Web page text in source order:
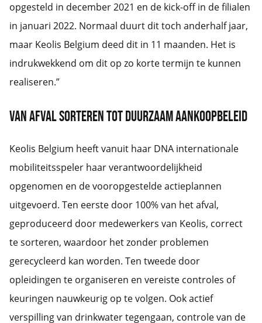
opgesteld in december 2021 en de kick-off in de filialen
in januari 2022. Normaal duurt dit toch anderhalf jaar,
maar Keolis Belgium deed dit in 11 maanden. Het is
indrukwekkend om dit op zo korte termijn te kunnen
realiseren.”
Van afval sorteren tot duurzaam aankoopbeleid
Keolis Belgium heeft vanuit haar DNA internationale
mobiliteitsspeler haar verantwoordelijkheid
opgenomen en de vooropgestelde actieplannen
uitgevoerd. Ten eerste door 100% van het afval,
geproduceerd door medewerkers van Keolis, correct
te sorteren, waardoor het zonder problemen
gerecycleerd kan worden. Ten tweede door
opleidingen te organiseren en vereiste controles of
keuringen nauwkeurig op te volgen. Ook actief
verspilling van drinkwater tegengaan, controle van de